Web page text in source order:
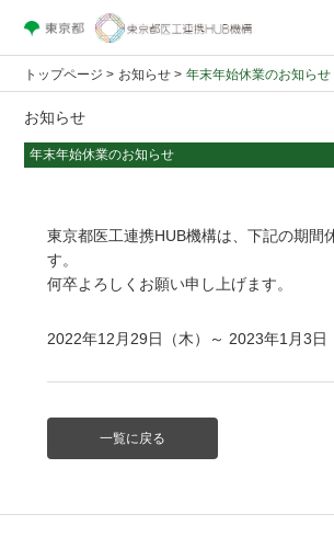
トップページ > お知らせ > 年末年始休業のお知らせ
お知らせ
年末年始休業のお知らせ
東京都医工連携HUB機構は、下記の期間
す。
何卒よろしくお願い申し上げます。
2022年12月29日（木）～ 2023年1月3日
一覧に戻る